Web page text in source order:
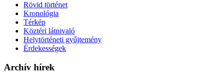
Rövid történet
Kronológia
Térkép
Köztéri látnivaló
Helytörténeti gyűjtemény
Érdekességek
Archív hírek